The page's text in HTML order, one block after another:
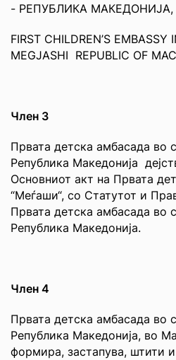
- РЕПУБЛИКА МАКЕДОНИЈА,
FIRST CHILDREN’S EMBASSY
MEGJASHI REPUBLIC OF
Член 3
Првата детска амбасада во
Република Македонија
Основниот акт на Првата
“Меѓаши“, со Статутот и
Првата детска амбасада во
Република Македонија.
Член 4
Првата детска амбасада во
Република Македонија, во
формира, застапува, штити